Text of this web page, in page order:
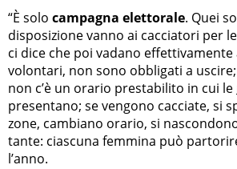
“È solo campagna elettorale. Quei
disposizione vanno ai cacciatori per
ci dice che poi vadano effettivamente
volontari, non sono obbligati a
non c’è un orario prestabilito in cui le
presentano; se vengono cacciate, si
zone, cambiano orario, si
tante: ciascuna femmina può
l’anno.